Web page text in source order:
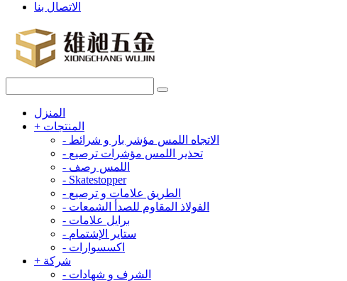
الاتصال بنا
المنزل
+ المنتجات
- الاتجاه اللمس مؤشر بار و شرائط
- تحذير اللمس مؤشرات ترصيع
- اللمس رصف
- Skatestopper
- الطريق علامات و ترصيع
- الفولاذ المقاوم للصدأ الشمعات
- برايل علامات
- ستاير الإشتمام
- اكسسوارات
+ شركة
- الشرف و شهادات